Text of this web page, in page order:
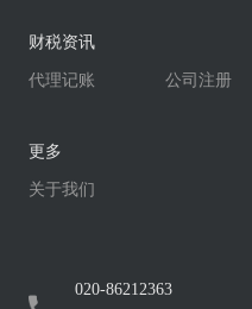
财税资讯
代理记账
公司注册
更多
关于我们
020-86212363